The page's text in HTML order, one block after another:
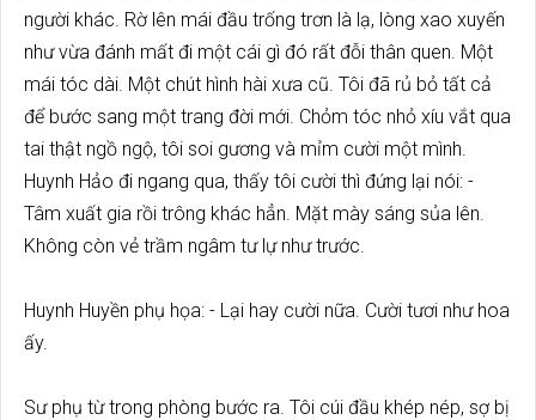
người khác. Rờ lên mái đầu trống trơn là lạ, lòng xao xuyến
như vừa đánh mất đi một cái gì đó rất đỗi thân quen. Một
mái tóc dài. Một chút hình hài xưa cũ. Tôi đã rủ bỏ tất cả
để bước sang một trang đời mới. Chỏm tóc nhỏ xíu vắt qua
tai thật ngồ ngộ, tôi soi gương và mỉm cười một mình.
Huynh Hảo đi ngang qua, thấy tôi cười thì đứng lại nói: -
Tâm xuất gia rồi trông khác hẳn. Mặt mày sáng sủa lên.
Không còn vẻ trầm ngâm tư lự như trước.
Huynh Huyền phụ họa: - Lại hay cười nữa. Cười tươi như hoa
ấy.
Sư phụ từ trong phòng bước ra. Tôi cúi đầu khép nép, sợ bị